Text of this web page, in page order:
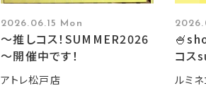
2026.06.15 Mon
～推しコス！SUMMER2026
～開催中です！
アトレ松戸店
コス
🍧
ルミ